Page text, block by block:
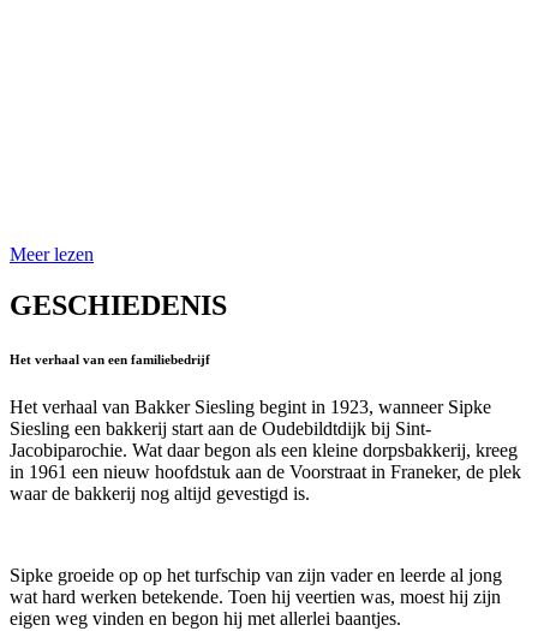
Meer lezen
GESCHIEDENIS
Het verhaal van een familiebedrijf
Het verhaal van Bakker Siesling begint in 1923, wanneer Sipke
Siesling een bakkerij start aan de Oudebildtdijk bij Sint-
Jacobiparochie. Wat daar begon als een kleine dorpsbakkerij, kreeg
in 1961 een nieuw hoofdstuk aan de Voorstraat in Franeker, de plek
waar de bakkerij nog altijd gevestigd is.
Sipke groeide op op het turfschip van zijn vader en leerde al jong
wat hard werken betekende. Toen hij veertien was, moest hij zijn
eigen weg vinden en begon hij met allerlei baantjes.